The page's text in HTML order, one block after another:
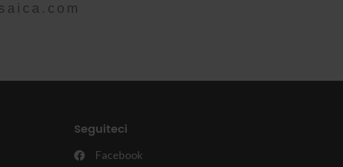
Seguiteci
Facebook